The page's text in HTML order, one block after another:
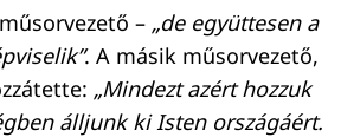
– „de együttesen a
. A másik műsorvezető,
„Mindezt azért hozzuk
álljunk ki Isten országáért.